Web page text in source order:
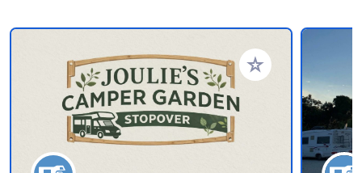
Ajouter à vos